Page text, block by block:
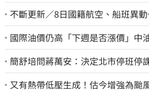
不斷更新／8日國籍航空、船班異
國際油價仍高「下週是否漲價」中
簡舒培問蔣萬安：決定北市停班停
北市長，還是氣象署？
又有熱帶低壓生成！估今增強為颱